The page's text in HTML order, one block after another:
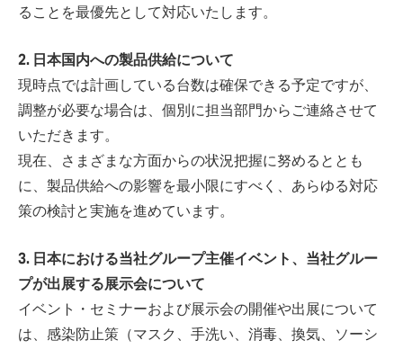
ることを最優先として対応いたします。
2. 日本国内への製品供給について
現時点では計画している台数は確保できる予定ですが、
調整が必要な場合は、個別に担当部門からご連絡させて
いただきます。
現在、さまざまな方面からの状況把握に努めるととも
に、製品供給への影響を最小限にすべく、あらゆる対応
策の検討と実施を進めています。
3. 日本における当社グループ主催イベント、当社グルー
プが出展する展示会について
イベント・セミナーおよび展示会の開催や出展について
は、感染防止策（マスク、手洗い、消毒、換気、ソーシ